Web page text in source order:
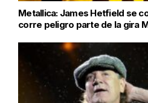
Metallica: James Hetfield se
corre peligro parte de la gira